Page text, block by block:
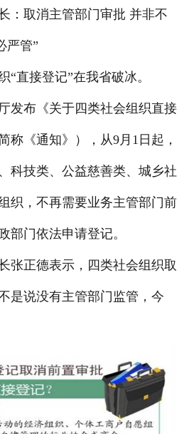
关于协会
：取消主管部门审批 并非不
严管”
“直接登记”在我省破冰。
发布《关于四类社会组织直接
称《通知》），从9月1日起，
科技类、公益慈善类、城乡社
织，不再需要业务主管部门前
部门依法申请登记。
张正德表示，四类社会组织取
是说没有主管部门监管，今